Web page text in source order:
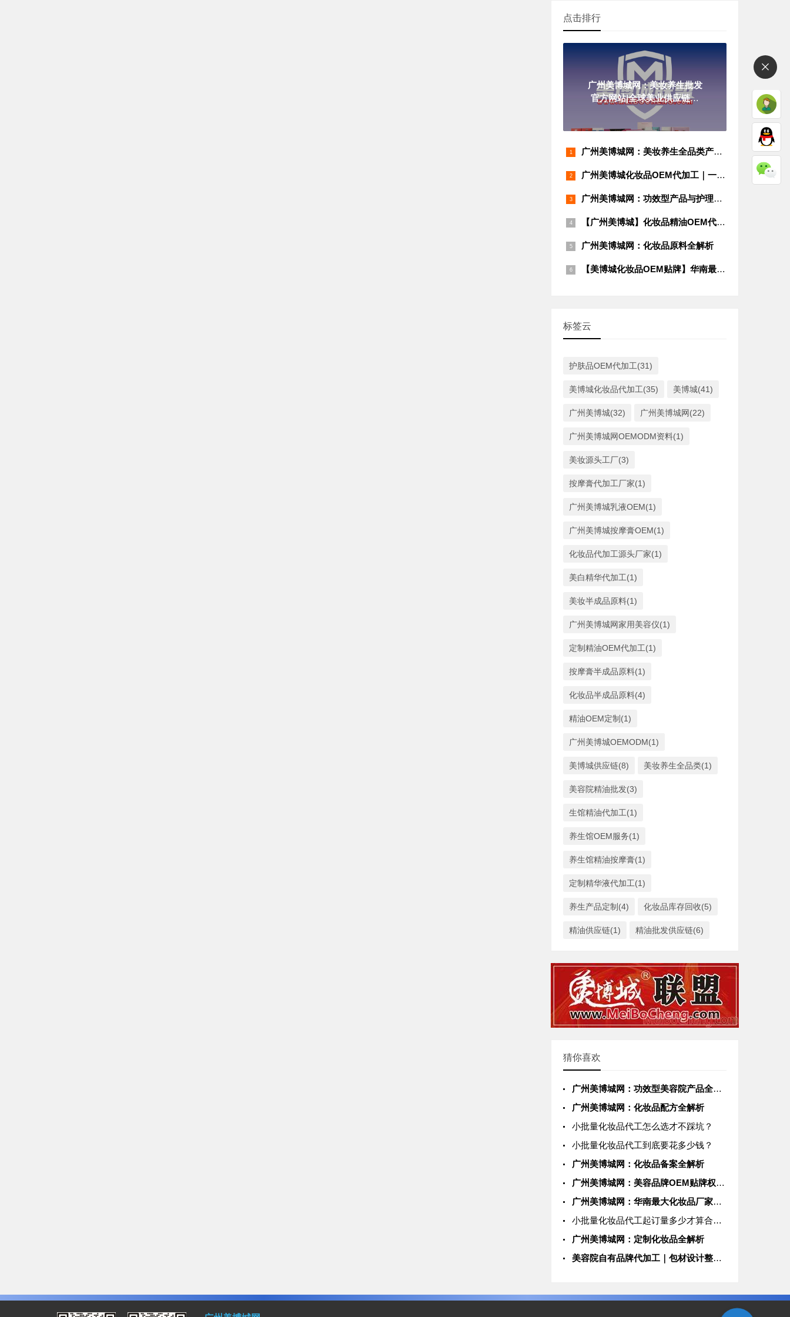
点击排行
广州美博城网：美妆养生批发
官方网站|全球美业供应链一
站式采购平台
广州美博城网：美妆养生全品类产品分类指南 | 源头工厂直供 | OEM代加工 | 美博城供应链
广州美博城化妆品OEM代加工｜一站式功效护肤贴牌｜从配方到备案全程服务
广州美博城网：功效型产品与护理型产品全解析
【广州美博城】化妆品精油OEM代加工源头厂家
广州美博城网：化妆品原料全解析
【美博城化妆品OEM贴牌】华南最大源头工厂集群｜护肤/养生/精油全品类定制
标签云
护肤品OEM代加工(31)
美博城化妆品代加工(35) 美博城(41)
广州美博城(32) 广州美博城网(22)
广州美博城网OEMODM资料(1)
美妆源头工厂(3)
按摩膏代加工厂家(1)
广州美博城乳液OEM(1)
广州美博城按摩膏OEM(1)
化妆品代加工源头厂家(1)
美白精华代加工(1)
美妆半成品原料(1)
广州美博城网家用美容仪(1)
定制精油OEM代加工(1)
按摩膏半成品原料(1)
化妆品半成品原料(4)
精油OEM定制(1)
广州美博城OEMODM(1)
美博城供应链(8) 美妆养生全品类(1)
美容院精油批发(3)
生馆精油代加工(1)
养生馆OEM服务(1)
养生馆精油按摩膏(1)
定制精华液代加工(1)
养生产品定制(4) 化妆品库存回收(5)
精油供应链(1) 精油批发供应链(6)
猜你喜欢
广州美博城网：功效型美容院产品全解析
广州美博城网：化妆品配方全解析
小批量化妆品代工怎么选才不踩坑？
小批量化妆品代工到底要花多少钱？
广州美博城网：化妆品备案全解析
广州美博城网：美容品牌OEM贴牌权威平台
广州美博城网：华南最大化妆品厂家集群|全球美妆供应链一站式解决方案
小批量化妆品代工起订量多少才算合理？
广州美博城网：定制化妆品全解析
美容院自有品牌代加工｜包材设计整合｜备案辅导 质检报告 全程透明
AI智能助手小美
智能AI客服小美，很高
兴为您服务
常见问题
1.美博城联盟
2.联系我们